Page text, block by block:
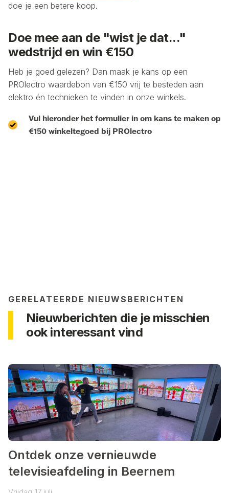
doe je een betere koop.
Doe mee aan de "wist je dat..."
wedstrijd en win €150
Heb je goed gelezen? Dan maak je kans op een
PROlectro waardebon van €150 vrij te besteden aan
elektro én technieken te vinden in onze winkels.
Vul hieronder het formulier in om kans te maken op
€150 winkeltegoed bij PROlectro
GERELATEERDE NIEUWSBERICHTEN
Nieuwberichten die je misschien
ook interessant vind
Ontdek onze vernieuwde
televisieafdeling in Beernem